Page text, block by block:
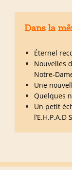
Dans la
Éternel
Nouvelles
Notre-
Une
Quelques
Un petit